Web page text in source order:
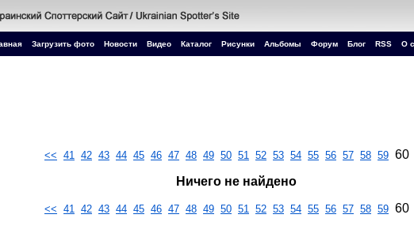
Загрузить фото Новости Видео Каталог Рисунки Альбомы Форум Блог RSS О
<< 41 42 43 44 45 46 47 48 49 50 51 52 53 54 55 56 57 58 59 60
Ничего не найдено
<< 41 42 43 44 45 46 47 48 49 50 51 52 53 54 55 56 57 58 59 60